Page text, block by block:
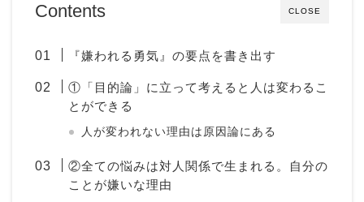
CLOSE
Contents
『嫌われる勇気』の要点を書き出す
①「目的論」に立って考えると人は変わるこ
とができる
人が変われない理由は原因論にある
②全ての悩みは対人関係で生まれる。自分の
ことが嫌いな理由